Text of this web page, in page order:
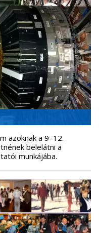
azoknak a 9–12.
belelátni a
munkájába.